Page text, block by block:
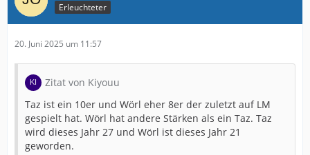
Erleuchteter
20. Juni 2025 um 11:57
Zitat von Kiyouu
Taz ist ein 10er und Wörl eher 8er der zuletzt auf LM
gespielt hat. Wörl hat andere Stärken als ein Taz. Taz
wird dieses Jahr 27 und Wörl ist dieses Jahr 21
geworden.